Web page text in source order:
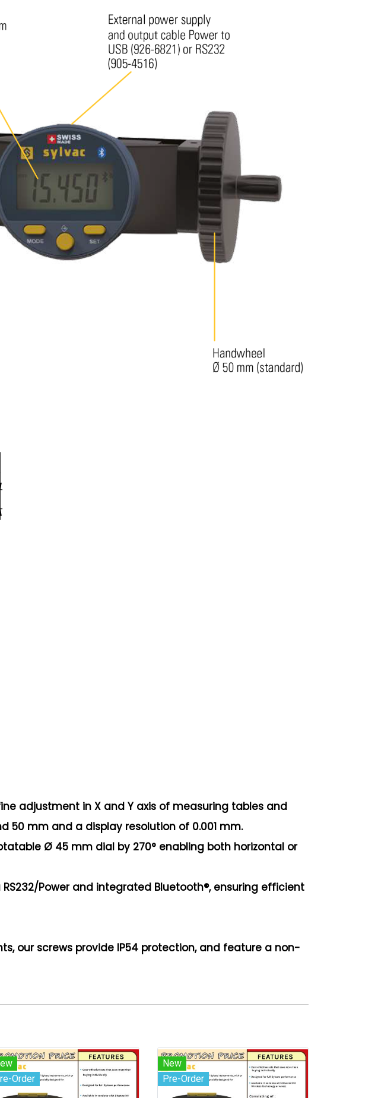
adjustment in X and Y axis of measuring tables and
50 mm and a display resolution of 0.001 mm.
Ø 45 mm dial by 270° enabling both horizontal or
Power and integrated Bluetooth®, ensuring efficient
our screws provide IP54 protection, and feature a non-
Order
New
Pre-Order